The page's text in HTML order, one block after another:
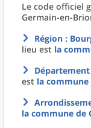
Le code officiel
Germain-en-
Région :
lieu est la
Département
est la commune
la commune de